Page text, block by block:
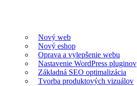
Nový web
Nový eshop
Oprava a vylepšenie webu
Nastavenie WordPress pluginov
Základná SEO optimalizácia
Tvorba produktových vizuálov